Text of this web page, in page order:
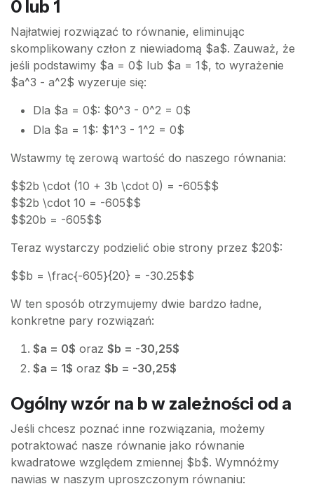
0 lub 1
Najłatwiej rozwiązać to równanie, eliminując
skomplikowany człon z niewiadomą $a$. Zauważ, że
jeśli podstawimy $a = 0$ lub $a = 1$, to wyrażenie
$a^3 - a^2$ wyzeruje się:
Dla $a = 0$: $0^3 - 0^2 = 0$
Dla $a = 1$: $1^3 - 1^2 = 0$
Wstawmy tę zerową wartość do naszego równania:
$$2b \cdot (10 + 3b \cdot 0) = -605$$
$$2b \cdot 10 = -605$$
$$20b = -605$$
Teraz wystarczy podzielić obie strony przez $20$:
$$b = \frac{-605}{20} = -30.25$$
W ten sposób otrzymujemy dwie bardzo ładne,
konkretne pary rozwiązań:
$a = 0$ oraz $b = -30,25$
$a = 1$ oraz $b = -30,25$
Ogólny wzór na b w zależności od a
Jeśli chcesz poznać inne rozwiązania, możemy
potraktować nasze równanie jako równanie
kwadratowe względem zmiennej $b$. Wymnóżmy
nawias w naszym uproszczonym równaniu: